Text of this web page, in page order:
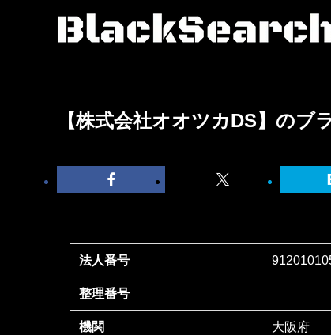
【株式会社オオツカDS】のブ
法人番号
整理番号
機関 大阪府